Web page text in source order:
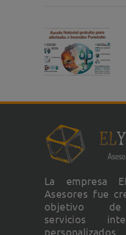
La empresa
Asesores fue
objetivo
servicios